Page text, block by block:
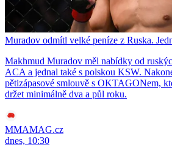
Muradov odmítl velké peníze z Ruska.
Makhmud Muradov měl nabídky od
ACA a jednal také s polskou KSW.
pětizápasové smlouvě s OKTAGONem,
držet minimálně dva a půl roku.
MMAMAG.cz
dnes, 10:30